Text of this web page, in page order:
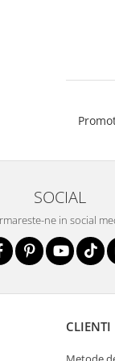
SOCIAL
ne in social
CLIENTI